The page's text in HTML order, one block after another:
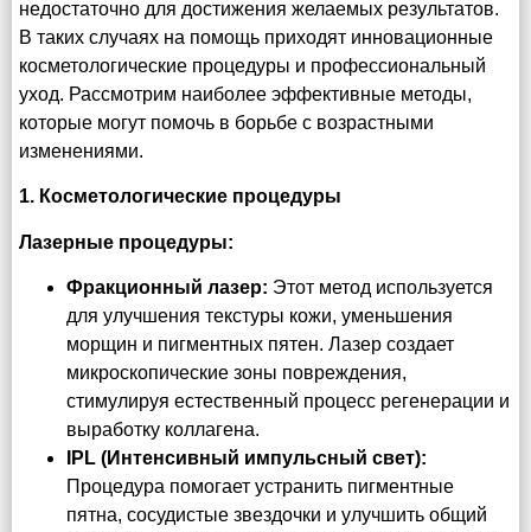
недостаточно для достижения желаемых результатов.
В таких случаях на помощь приходят инновационные
косметологические процедуры и профессиональный
уход. Рассмотрим наиболее эффективные методы,
которые могут помочь в борьбе с возрастными
изменениями.
1. Косметологические процедуры
Лазерные процедуры:
Фракционный лазер: Этот метод используется
для улучшения текстуры кожи, уменьшения
морщин и пигментных пятен. Лазер создает
микроскопические зоны повреждения,
стимулируя естественный процесс регенерации и
выработку коллагена.
IPL (Интенсивный импульсный свет):
Процедура помогает устранить пигментные
пятна, сосудистые звездочки и улучшить общий